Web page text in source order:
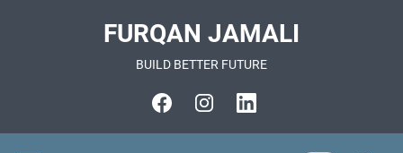
FURQAN JAMALI
BUILD BETTER FUTURE